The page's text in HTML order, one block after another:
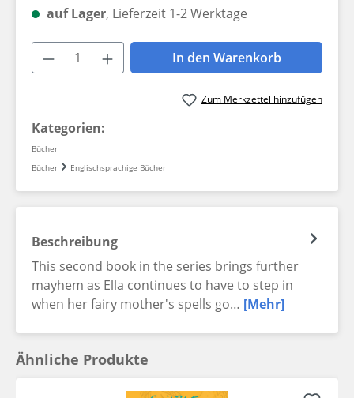
auf Lager, Lieferzeit 1-2 Werktage
Produkt Anzahl: Gib den
In den Warenkorb
Zum Merkzettel hinzufügen
Kategorien:
Bücher
Bücher
Englischsprachige Bücher
Beschreibung
This second book in the series brings further
mayhem as Ella continues to have to step in
when her fairy mother's spells go… [Mehr]
Ähnliche Produkte